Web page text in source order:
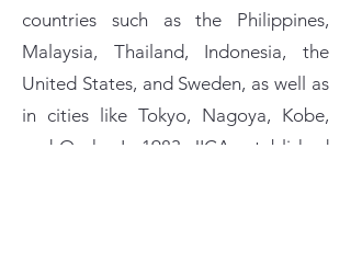
countries such as the Philippines,
Malaysia, Thailand, Indonesia, the
United States, and Sweden, as well as
in cities like Tokyo, Nagoya, Kobe,
and Osaka. In 1983, JICA established